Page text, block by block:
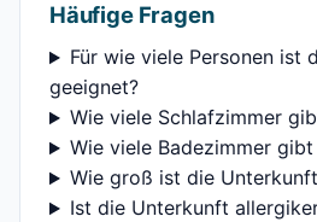
Häufige Fragen
Für wie viele Personen ist
geeignet?
Wie viele Schlafzimmer
Wie viele Badezimmer gibt
Wie groß ist die
Ist die Unterkunft